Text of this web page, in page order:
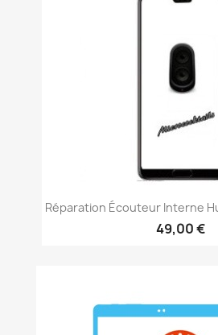
Réparation Écouteur Interne
49,00 €